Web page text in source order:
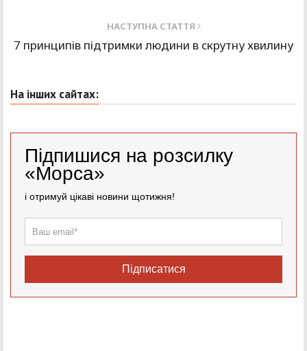
НАСТУПНА СТАТТЯ
7 принципів підтримки людини в скрутну хвилину
На інших сайтах:
Підпишися на розсилку
«Морса»
і отримуй цікаві новини щотижня!
Підписатися